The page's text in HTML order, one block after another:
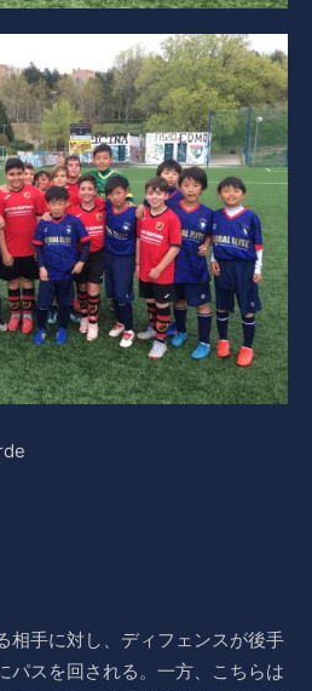
相手に対し、ディフェンスが後手
パスを回される。一方、こちらは